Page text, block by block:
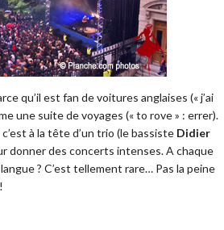
qu’il est fan de voitures anglaises (« j’ai
une suite de voyages (« to rove » : errer).
à la tête d’un trio (le bassiste Didier
donner des concerts intenses. A chaque
? C’est tellement rare… Pas la peine